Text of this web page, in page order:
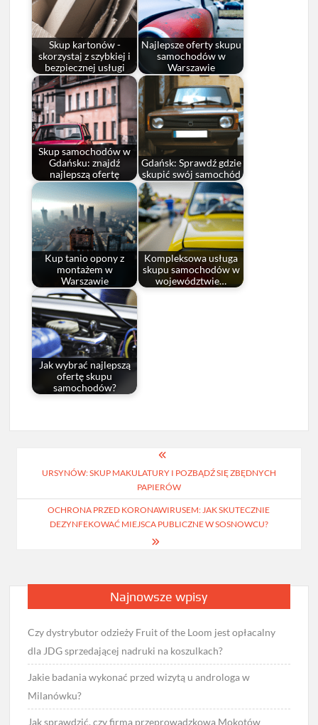
Skup kartonów -
skorzystaj z szybkiej i
bezpiecznej usługi
Najlepsze oferty skupu
samochodów w
Warszawie
Skup samochodów w
Gdańsku: znajdź
najlepszą ofertę
Gdańsk: Sprawdź gdzie
skupić swój samochód
Kup tanio opony z
montażem w
Warszawie
Kompleksowa usługa
skupu samochodów w
województwie…
Jak wybrać najlepszą
ofertę skupu
samochodów?
wpisuURSYNÓW: SKUP MAKULATURY I POZBĄDŹ SIĘ ZBĘDNYCH
PAPIERÓW
OCHRONA PRZED KORONAWIRUSEM: JAK SKUTECZNIE
DEZYNFEKOWAĆ MIEJSCA PUBLICZNE W SOSNOWCU?
Najnowsze wpisy
Czy dystrybutor odzieży Fruit of the Loom jest opłacalny
dla JDG sprzedającej nadruki na koszulkach?
Jakie badania wykonać przed wizytą u androloga w
Milanówku?
Jak sprawdzić, czy firma przeprowadzkowa Mokotów